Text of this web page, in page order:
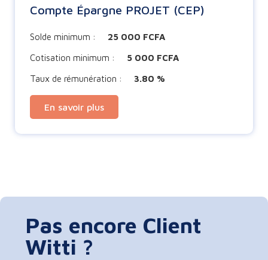
Compte Épargne PROJET (CEP)
Solde minimum : 25 000 FCFA
Cotisation minimum : 5 000 FCFA
Taux de rémunération : 3.80 %
En savoir plus
Pas encore Client
Witti ?